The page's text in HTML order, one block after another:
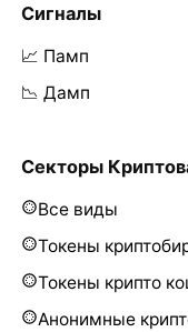
Сигналы
📈 Памп
📉 Дамп
Секторы
Все виды
Токены
Токены крипто
Анонимные